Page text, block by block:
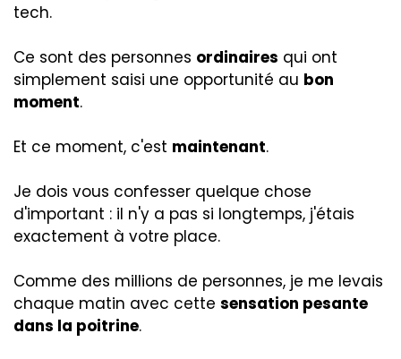
tech.
Ce sont des personnes ordinaires qui ont
simplement saisi une opportunité au bon
moment.
Et ce moment, c'est maintenant.
Je dois vous confesser quelque chose
d'important : il n'y a pas si longtemps, j'étais
exactement à votre place.
Comme des millions de personnes, je me levais
chaque matin avec cette sensation pesante
dans la poitrine.